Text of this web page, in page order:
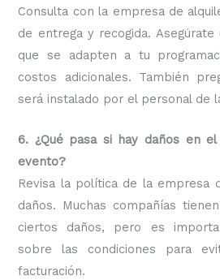
Consulta con la empresa de
de entrega y recogida.
que se adapten a tu
costos adicionales. También
será instalado por el personal de
6. ¿Qué pasa si hay daños en
evento?
Revisa la política de la empresa
daños. Muchas compañías
ciertos daños, pero es
sobre las condiciones para
facturación.